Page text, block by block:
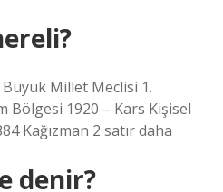
Millet Meclisi 1.
Bölgesi 1920 – Kars Kişisel
Kağızman 2 satır daha
denir?